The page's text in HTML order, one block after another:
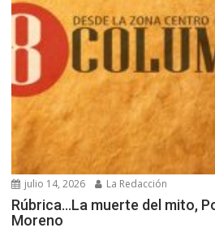
julio 14, 2026 La Redacción
Rúbrica…La muerte del mito,
Moreno